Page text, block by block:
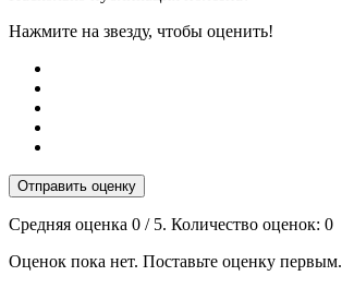
Нажмите на звезду, чтобы оценить!
Отправить оценку
Средняя оценка 0 / 5. Количество оценок: 0
Оценок пока нет. Поставьте оценку первым.